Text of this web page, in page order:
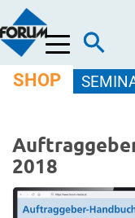
Menü
SHOP
2018